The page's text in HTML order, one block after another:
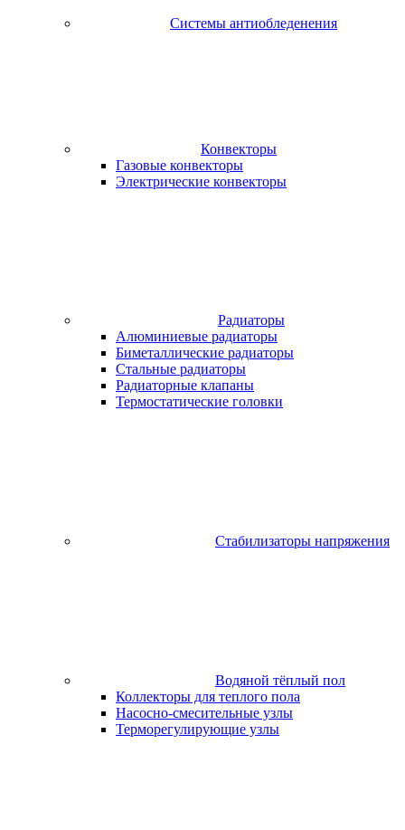
Системы антиобледенения
Конвекторы
Газовые конвекторы
Электрические конвекторы
Радиаторы
Алюминиевые радиаторы
Биметаллические радиаторы
Стальные радиаторы
Радиаторные клапаны
Термостатические головки
Стабилизаторы напряжения
Водяной тёплый пол
Коллекторы для теплого пола
Насосно-смесительные узлы
Терморегулирующие узлы